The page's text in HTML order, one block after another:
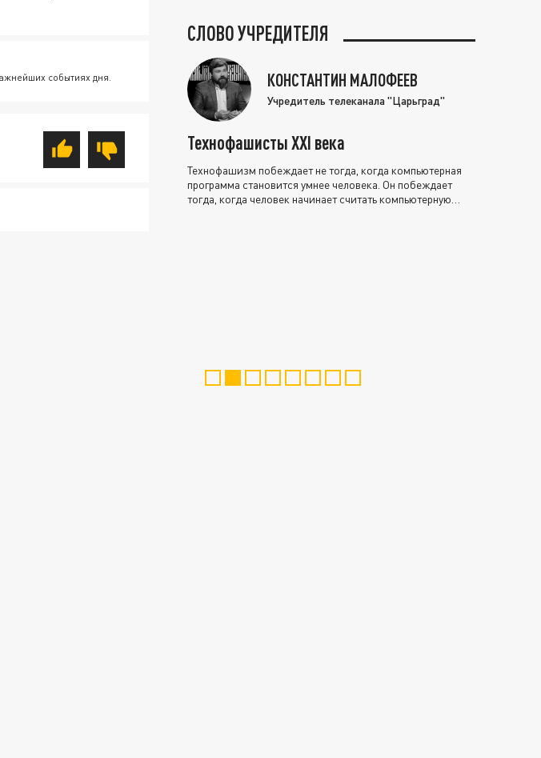
событиях дня.
СЛОВО УЧРЕДИТЕЛЯ
КОНСТАНТИН МАЛОФЕЕВ
Учредитель телеканала "Царьград"
Технофашисты XXI века
Технофашизм побеждает не тогда, когда компьютерная
программа становится умнее человека. Он побеждает
тогда, когда человек начинает считать компьютерную